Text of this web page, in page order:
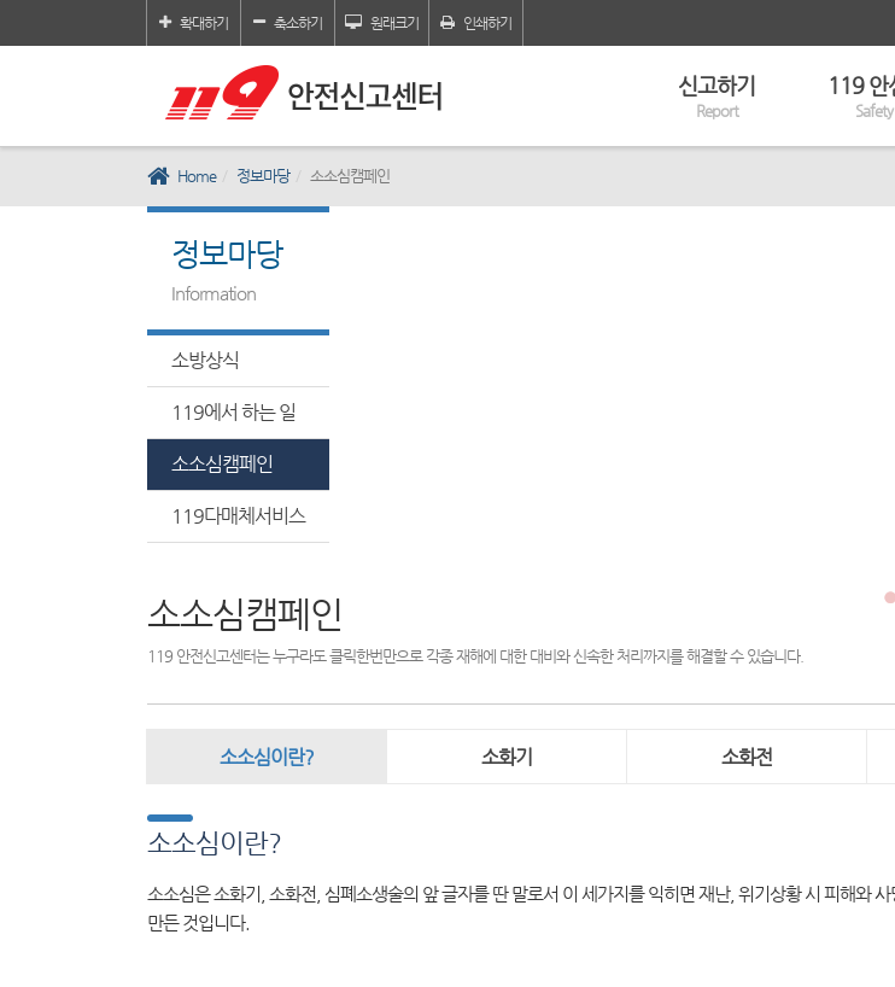
확대하기 축소하기 원래크기 인쇄하기
신고하기
Report
119 안
Home 정보마당 소소심캠페인
정보마당
Information
소방상식
119에서 하는 일
소소심캠페인
119다매체서비스
소소심캠페인
119 안전신고센터는 누구라도 클릭한번만으로 각종 재해에 대한 대비와 신속한 처리까지를 해결할 수 있습니다.
소소심이란? 소화기 소화전
소소심이란?
소소심은 소화기, 소화전, 심폐소생술의 앞 글자를 딴 말로서 이 세가지를 익히면 재난, 위기상황 시 피해와
만든 것입니다.